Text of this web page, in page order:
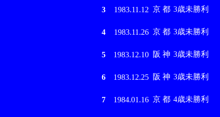
3 1983.11.12 京 都 3歳未勝利
4 1983.11.26 京 都 3歳未勝利
5 1983.12.10 阪 神 3歳未勝利
6 1983.12.25 阪 神 3歳未勝利
7 1984.01.16 京 都 4歳未勝利